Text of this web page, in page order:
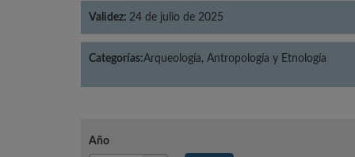
Validez: 24 de julio de 2025
Categorías:Arqueología, Antropología y Etnología
Año